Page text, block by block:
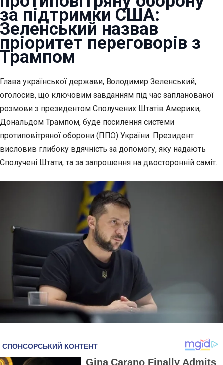
за підтримки США:
Зеленський назвав
пріоритет переговорів з
Трампом
Глава української держави, Володимир Зеленський,
оголосив, що ключовим завданням під час запланованої
розмови з президентом Сполучених Штатів Америки,
Дональдом Трампом, буде посилення системи
протиповітряної оборони (ППО) України. Президент
висловив глибоку вдячність за допомогу, яку надають
Сполучені Штати, та за запрошення на двосторонній саміт.